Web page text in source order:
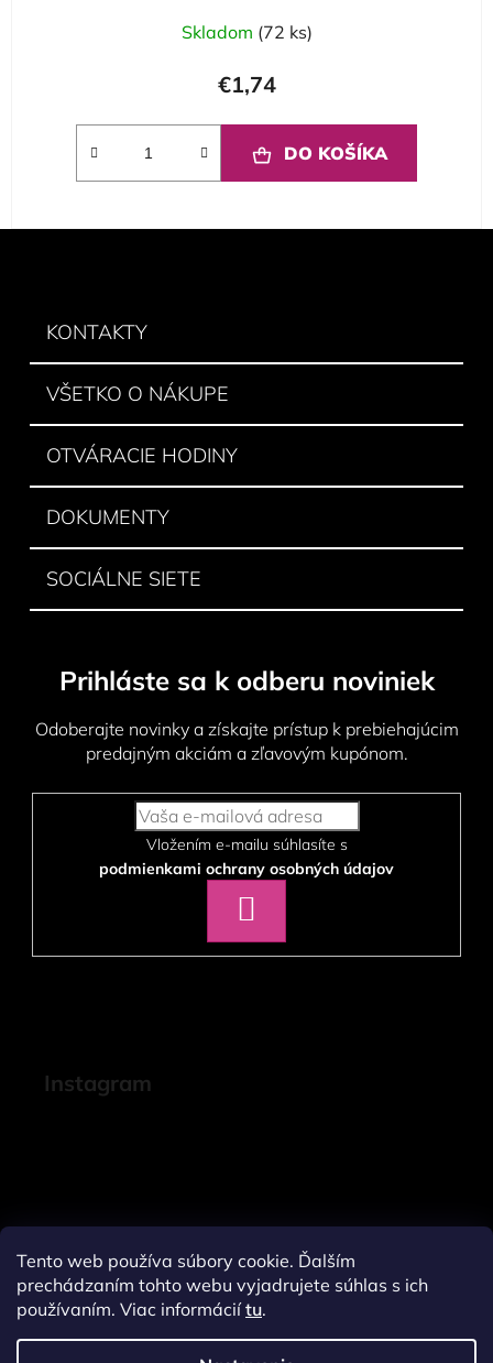
Tento web používa súbory cookie. Ďalším
prechádzaním tohto webu vyjadrujete súhlas s ich
používaním. Viac informáciítu.
Skladom (72 ks)
€1,74
DO KOŠÍKA
KONTAKTY
VŠETKO O NÁKUPE
OTVÁRACIE HODINY
DOKUMENTY
SOCIÁLNE SIETE
Prihláste sa k odberu noviniek
Odoberajte novinky a získajte prístup k prebiehajúcim
predajným akciám a zľavovým kupónom.
podmienkami ochrany osobných údajov
SA
Instagram